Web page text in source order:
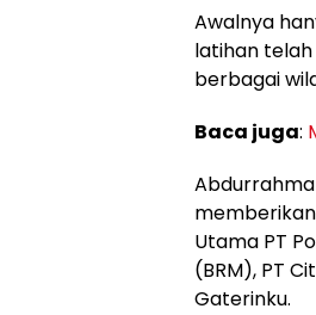
Awalnya
latihan
berbagai
Baca juga:
memberikan
Utama PT
(BRM), PT
Gaterinku.